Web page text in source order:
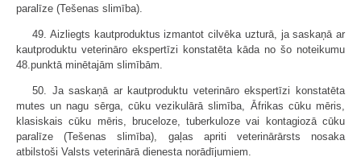
paralīze (Tešenas slimība).
49. Aizliegts kautproduktus izmantot cilvēka uzturā, ja saskaņā ar
kautproduktu veterināro ekspertīzi konstatēta kāda no šo noteikumu
48.punktā minētajām slimībām.
50. Ja saskaņā ar kautproduktu veterināro ekspertīzi konstatēta
mutes un nagu sērga, cūku vezikulārā slimība, Āfrikas cūku mēris,
klasiskais cūku mēris, bruceloze, tuberkuloze vai kontagiozā cūku
paralīze (Tešenas slimība), gaļas apriti veterinārārsts nosaka
atbilstoši Valsts veterinārā dienesta norādījumiem.